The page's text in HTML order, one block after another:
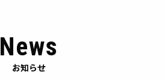
News
お知らせ